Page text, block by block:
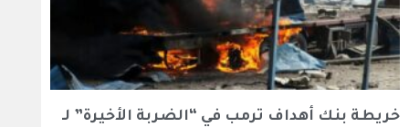
خريطة بنك أهداف ترمب في “الضربة الأخيرة” لـ